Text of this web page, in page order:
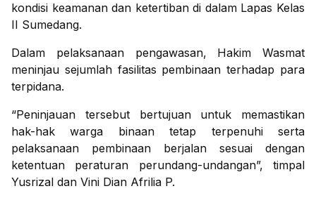
kondisi keamanan dan ketertiban di dalam Lapas Kelas
II Sumedang.
Dalam pelaksanaan pengawasan, Hakim Wasmat
meninjau sejumlah fasilitas pembinaan terhadap para
terpidana.
“Peninjauan tersebut bertujuan untuk memastikan
hak-hak warga binaan tetap terpenuhi serta
pelaksanaan pembinaan berjalan sesuai dengan
ketentuan peraturan perundang-undangan”, timpal
Yusrizal dan Vini Dian Afrilia P.